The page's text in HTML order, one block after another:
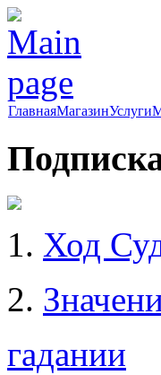
ГлавнаяМагазинУслуги
1. Ход
2.
гадании